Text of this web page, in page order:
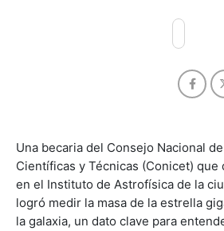
Una becaria del Consejo Nacional
Científicas y Técnicas (Conicet)
en el Instituto de Astrofísica de la
logró medir la masa de la estrella
la galaxia, un dato clave para